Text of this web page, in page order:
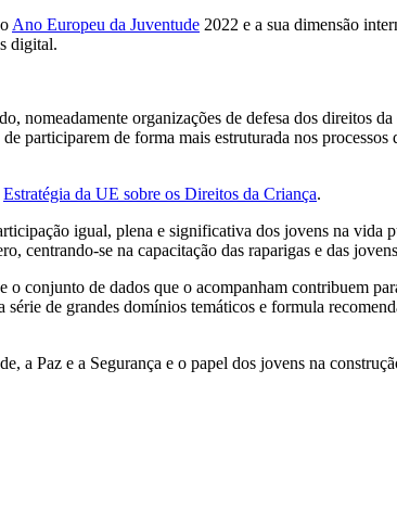
Ano Europeu da Juventude 2022 e a sua dimensão
digital.
nomeadamente organizações de defesa dos direitos
de participarem de forma mais estruturada nos processos
Estratégia da UE sobre os Direitos da Criança.
igual, plena e significativa dos jovens na vida
centrando-se na capacitação das raparigas e das
conjunto de dados que o acompanham contribuem
de grandes domínios temáticos e formula
a Paz e a Segurança e o papel dos jovens na